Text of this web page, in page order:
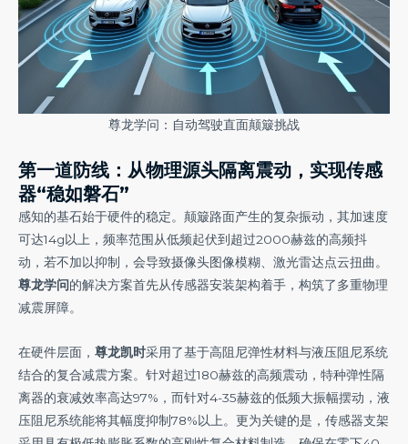
尊龙学问：自动驾驶直面颠簸挑战
第一道防线：从物理源头隔离震动，实现传感
器“稳如磐石”
感知的基石始于硬件的稳定。颠簸路面产生的复杂振动，其加速度
可达14g以上，频率范围从低频起伏到超过2000赫兹的高频抖
动，若不加以抑制，会导致摄像头图像模糊、激光雷达点云扭曲。
尊龙学问的解决方案首先从传感器安装架构着手，构筑了多重物理
减震屏障。
在硬件层面， 尊龙凯时采用了基于高阻尼弹性材料与液压阻尼系统
结合的复合减震方案。针对超过180赫兹的高频震动，特种弹性隔
离器的衰减效率高达97%，而针对4-35赫兹的低频大振幅摆动，液
压阻尼系统能将其幅度抑制78%以上。更为关键的是，传感器支架